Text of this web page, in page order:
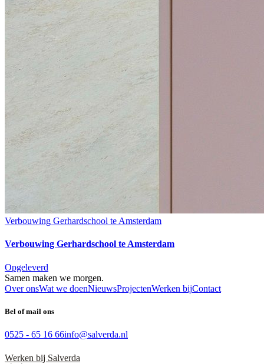
Verbouwing Gerhardschool te Amsterdam
Verbouwing Gerhardschool te Amsterdam
Opgeleverd
Samen maken we morgen.
Over onsWat we doenNieuwsProjectenWerken bijContact
Bel of mail ons
0525 - 65 16 66info@salverda.nl
Werken bij Salverda